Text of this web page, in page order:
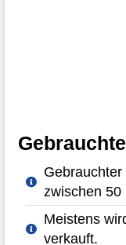
zwischen 50
Meistens
verkauft.